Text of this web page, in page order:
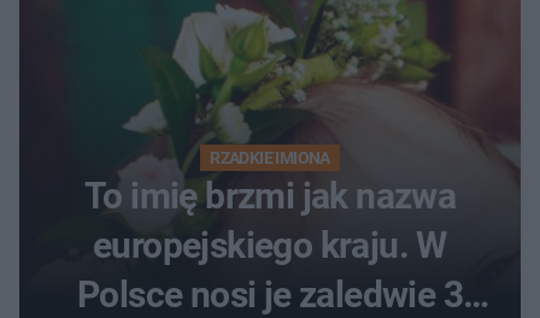
RZADKIE IMIONA
To imię brzmi jak nazwa
europejskiego kraju. W
Polsce nosi je zaledwie 3